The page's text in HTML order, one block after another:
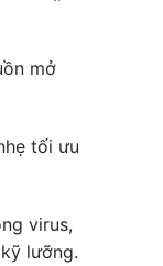
mở
tối ưu
virus,
lưỡng.